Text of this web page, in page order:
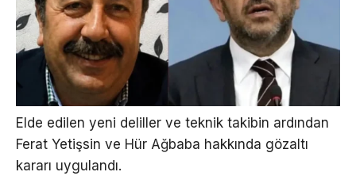
Elde edilen yeni deliller ve teknik takibin ardından
Ferat Yetişsin ve Hür Ağbaba hakkında gözaltı
kararı uygulandı.